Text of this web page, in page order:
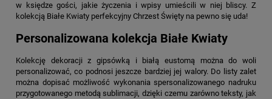
w księdze gości, jakie życzenia i wpisy umieścili w niej bliscy. Z
kolekcją Białe Kwiaty perfekcyjny Chrzest Święty na pewno się uda!
Personalizowana kolekcja Białe Kwiaty
Kolekcję dekoracji z gipsówką i białą eustomą można do woli
personalizować, co podnosi jeszcze bardziej jej walory. Do listy zalet
można dopisać możliwość wykonania spersonalizowanego nadruku
przygotowanego metodą sublimacji, dzięki czemu zarówno teksty, jak